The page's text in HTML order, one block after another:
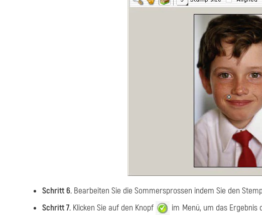
Schritt 6. Bearbeiten Sie die Sommersprossen indem Sie den
Schritt 7. Klicken Sie auf den Knopf
im Menü, um das